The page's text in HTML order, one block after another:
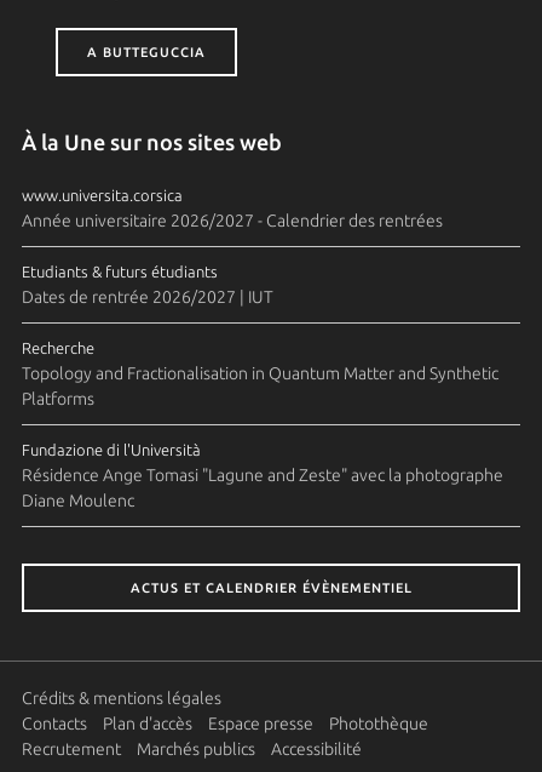
A BUTTEGUCCIA
À la Une sur nos sites web
www.universita.corsica
Année universitaire 2026/2027 - Calendrier des rentrées
Etudiants & futurs étudiants
Dates de rentrée 2026/2027 | IUT
Recherche
Topology and Fractionalisation in Quantum Matter and Synthetic
Platforms
Fundazione di l'Università
Résidence Ange Tomasi "Lagune and Zeste" avec la photographe
Diane Moulenc
ACTUS ET CALENDRIER ÉVÈNEMENTIEL
Crédits & mentions légales
Contacts
Plan d'accès Espace presse
Photothèque
Recrutement
Marchés publics Accessibilité